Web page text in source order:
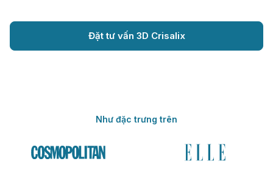
Đặt tư vấn 3D Crisalix
Như đặc trưng trên